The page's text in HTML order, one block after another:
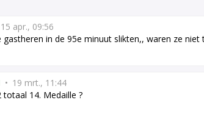
15 apr., 09:56
gastheren in de 95e minuut slikten,, waren ze
• 19 mrt., 11:44
totaal 14. Medaille ?